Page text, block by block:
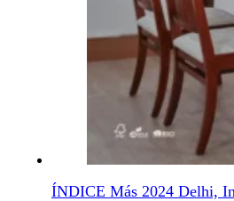
ÍNDICE Más 2024 Delhi,